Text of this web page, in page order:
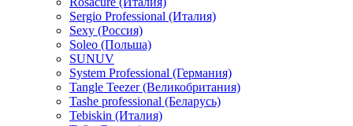
Sergio Professional (Италия)
Sexy (Россия)
Soleo (Польша)
SUNUV
System Professional (Германия)
Tangle Teezer (Великобритания)
Tashe professional (Беларусь)
Tebiskin (Италия)